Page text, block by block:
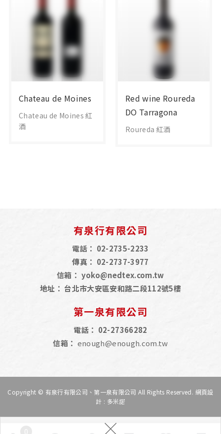
×
Chateau de Moines
Chateau de Moines 紅
酒
Red wine Roureda
DO Tarragona
Roureda 紅酒
有泉行有限公司
電話： 02-2735-2233
傳真： 02-2737-3977
信箱： yoko@nedtex.com.tw
地址： 台北市大安區安和路二段112號5樓
第一泉有限公司
電話： 02-27366282
信箱： enough@enough.com.tw
Copyright © 有泉行有限公司、第一泉有限公司 All Rights Reserved. 網頁設
計 : 多米諾